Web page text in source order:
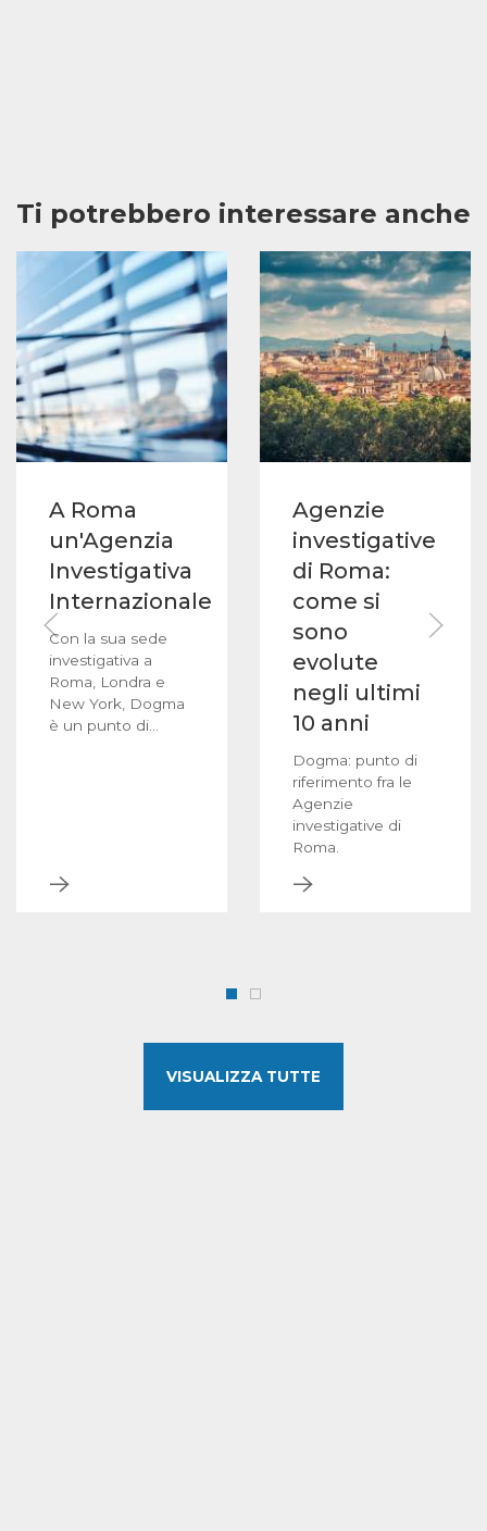
Ti potrebbero interessare anche
A Roma
un'Agenzia
Investigativa
Internazionale
Con la sua sede
investigativa a
Roma, Londra e
New York, Dogma
è un punto di
Agenzie
investigative
di Roma:
come si
sono
evolute
negli ultimi
10 anni
Dogma: punto di
riferimento fra le
Agenzie
investigative di
Roma.
VISUALIZZA TUTTE